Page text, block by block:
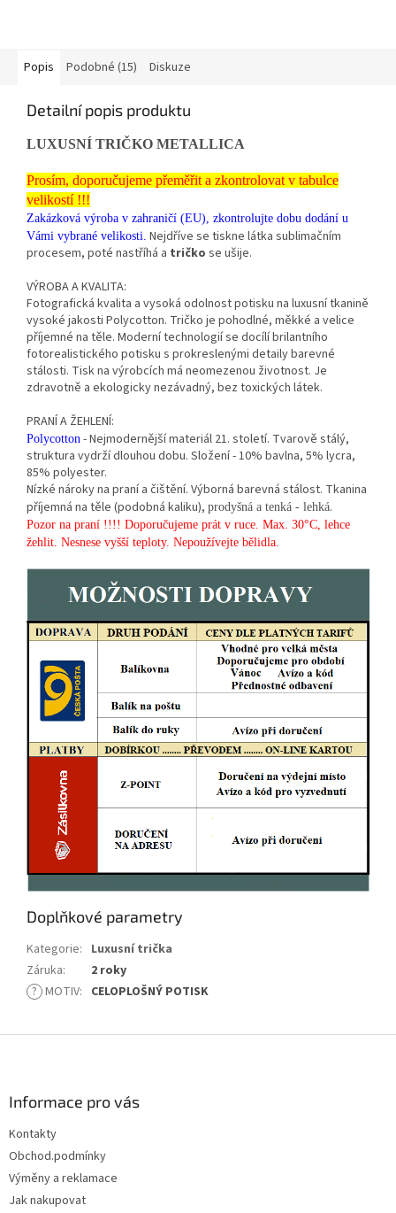
Popis Podobné (15) Diskuze
Detailní popis produktu
LUXUSNÍ TRIČKO METALLICA
Prosím, doporučujeme přeměřit a zkontrolovat v tabulce
velikostí !!!
Zakázková výroba v zahraničí (EU), zkontrolujte dobu dodání u
Vámi vybrané velikosti. Nejdříve se tiskne látka sublimačním
procesem, poté nastříhá a tričko se ušije.
VÝROBA A KVALITA:
Fotografická kvalita a vysoká odolnost potisku na luxusní tkanině
vysoké jakosti Polycotton. Tričko je pohodlné, měkké a velice
příjemné na těle. Moderní technologií se docílí brilantního
fotorealistického potisku s prokreslenými detaily barevné
stálosti. Tisk na výrobcích má neomezenou životnost. Je
zdravotně a ekologicky nezávadný, bez toxických látek.
PRANÍ A ŽEHLENÍ:
Polycotton - Nejmodernější materiál 21. století. Tvarově stálý,
struktura vydrží dlouhou dobu. Složení - 10% bavlna, 5% lycra,
85% polyester.
Nízké nároky na praní a čištění. Výborná barevná stálost. Tkanina
příjemná na těle (podobná kaliku), prodyšná a tenká - lehká.
Pozor na praní !!!! Doporučujeme prát v ruce. Max. 30°C, lehce
žehlit. Nesnese vyšší teploty. Nepoužívejte bělidla.
Doplňkové parametry
Kategorie: Luxusní trička
Záruka:
2 roky
? MOTIV: CELOPLOŠNÝ POTISK
Informace pro vás
Kontakty
Obchod.podmínky
Výměny a reklamace
Jak nakupovat